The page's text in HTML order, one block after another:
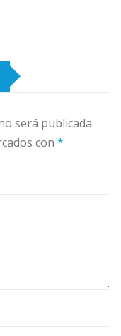
será publicada.
con *